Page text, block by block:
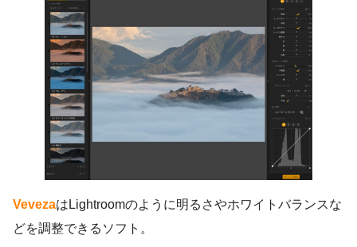
VevezaはLightroomのように明るさやホワイトバランスな
どを調整できるソフト。